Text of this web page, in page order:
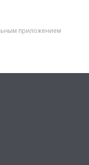
приложением